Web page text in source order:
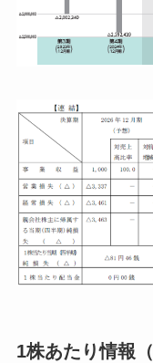
1株あたり情報